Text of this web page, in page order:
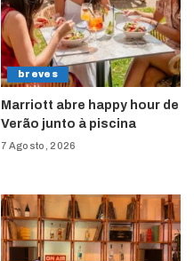
breves
Marriott abre happy hour de
Verão junto à piscina
7 Agosto, 2026